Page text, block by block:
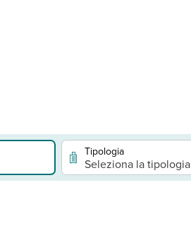
Tipologia
Seleziona la tipologia